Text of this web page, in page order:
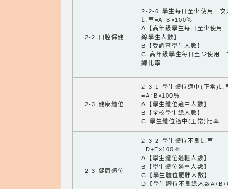
2-2 口腔保健
2-2-6 學生每日至少使用一次
比率=A÷B×100％
A【高年級學生每日至少使用
線學生人數】
B【受調查學生人數】
C 高年級學生每日至少使用一
線比率
2-3 健康體位
2-3-1 學生體位適中(正常)比
=A÷B×100％
A【學生體位適中人數】
B【全校學生總人數】
C 學生體位適中(正常)比率
2-3 健康體位
2-3-2 學生體位不良比率
=D÷E×100％
A【學生體位過輕人數】
B【學生體位過重人數】
C【學生體位肥胖人數】
D【學生體位不良總人數